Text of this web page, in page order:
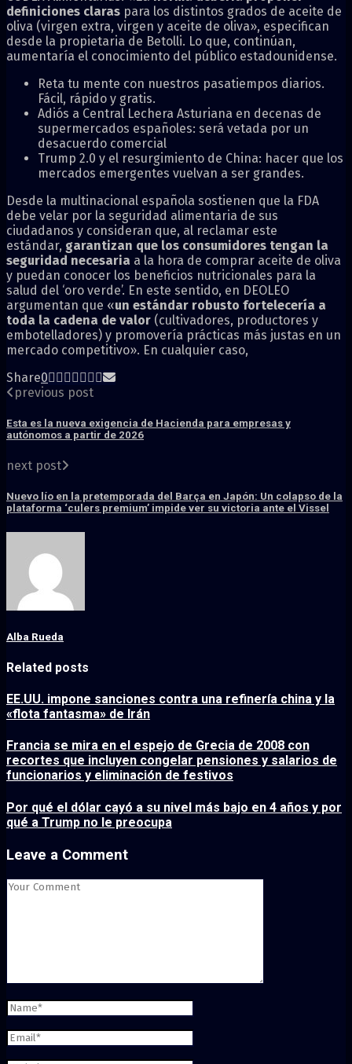
definiciones claras para los distintos grados de aceite de
oliva (virgen extra, virgen y aceite de oliva», especifican
desde la propietaria de Betolli. Lo que, continúan,
aumentaría el conocimiento del público estadounidense.
Reta tu mente con nuestros pasatiempos diarios.
Fácil, rápido y gratis.
Adiós a Central Lechera Asturiana en decenas de
supermercados españoles: será vetada por un
desacuerdo comercial
Trump 2.0 y el resurgimiento de China: hacer que los
mercados emergentes vuelvan a ser grandes.
Desde la multinacional española sostienen que la FDA
debe velar por la seguridad alimentaria de sus
ciudadanos y consideran que, al reclamar este
estándar, garantizan que los consumidores tengan la
seguridad necesaria a la hora de comprar aceite de oliva
y puedan conocer los beneficios nutricionales para la
salud del ‘oro verde’. En este sentido, en DEOLEO
argumentan que «un estándar robusto fortelecería a
toda la cadena de valor (cultivadores, productores y
embotelladores) y promovería prácticas más justas en un
mercado competitivo». En cualquier caso,
Share0
previous post
Esta es la nueva exigencia de Hacienda para empresas y
autónomos a partir de 2026
next post
Nuevo lío en la pretemporada del Barça en Japón: Un colapso de la
plataforma ‘culers premium’ impide ver su victoria ante el Vissel
Alba Rueda
Related posts
EE.UU. impone sanciones contra una refinería china y la
«flota fantasma» de Irán
Francia se mira en el espejo de Grecia de 2008 con
recortes que incluyen congelar pensiones y salarios de
funcionarios y eliminación de festivos
Por qué el dólar cayó a su nivel más bajo en 4 años y por
qué a Trump no le preocupa
Leave a Comment